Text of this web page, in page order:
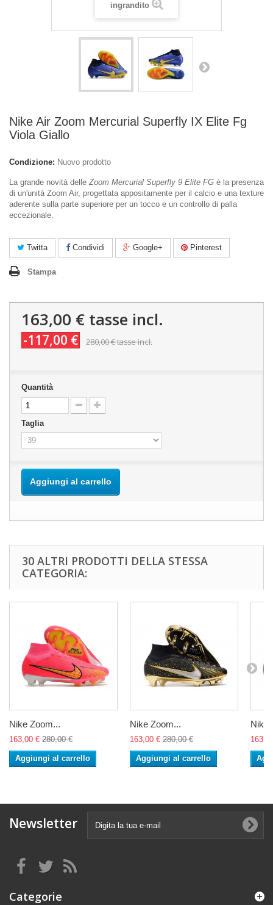
ingrandito
Nike Air Zoom Mercurial Superfly IX Elite Fg
Viola Giallo
Condizione: Nuovo prodotto
La grande novità delleZoom Mercurial Superfly 9 Elite FG è la presenza
di un'unità Zoom Air, progettata appositamente per il calcio e una texture
aderente sulla parte superiore per un tocco e un controllo di palla
eccezionale.
Twitta Condividi Google+ Pinterest
Stampa
163,00 € tasse incl.
-117,00 € 280,00 €tasse incl.
Quantità
Taglia
Aggiungi al carrello
30 ALTRI PRODOTTI DELLA STESSA
CATEGORIA:
Nike Zoom...
163,00 € 280,00 €
Aggiungi al carrello
Nike Zoom...
163,00 € 280,00 €
Aggiungi al carrello
Nike
Newsletter
Categorie